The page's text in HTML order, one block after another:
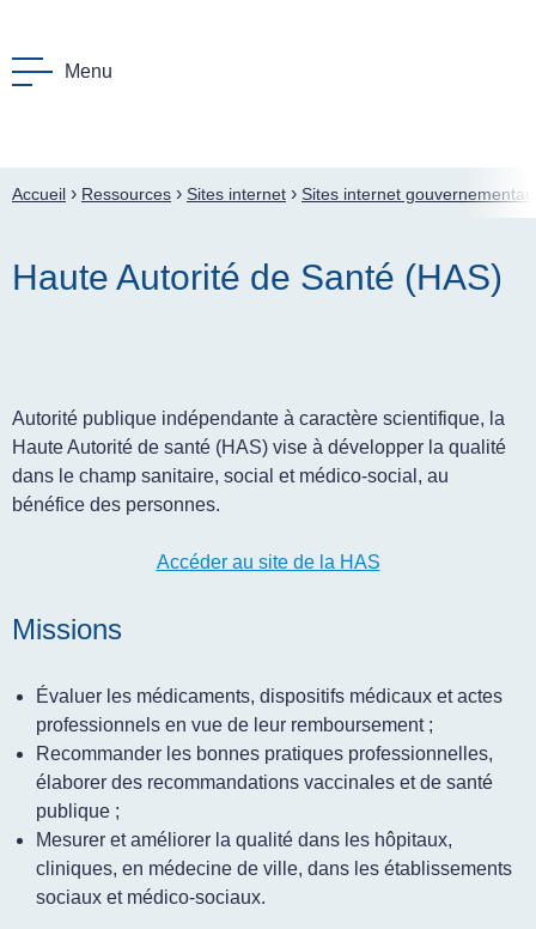
Menu
Le GPF
Ressources
Accueil › Ressources › Sites internet › Sites internet
Haute Autorité de Santé (HAS)
Autorité publique indépendante à caractère scientifique, la
Haute Autorité de santé (HAS) vise à développer la qualité
dans le champ sanitaire, social et médico-social, au
bénéfice des personnes.
Accéder au site de la HAS
Missions
Évaluer les médicaments, dispositifs médicaux et actes
professionnels en vue de leur remboursement ;
Recommander les bonnes pratiques professionnelles,
élaborer des recommandations vaccinales et de santé
publique ;
Mesurer et améliorer la qualité dans les hôpitaux,
cliniques, en médecine de ville, dans les établissements
sociaux et médico-sociaux.